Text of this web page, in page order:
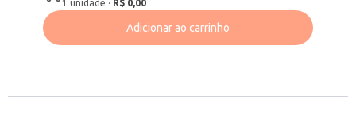
1 unidade · R$ 0,00
Adicionar ao carrinho